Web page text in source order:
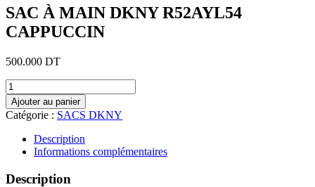
SAC À MAIN DKNY R52AYL54
CAPPUCCIN
500.000 DT
quantité
de
SAC
À
MAIN
DKNY
R52AYL54
CAPPUCCIN
Ajouter au panier
Catégorie : SACS DKNY
Description
Informations complémentaires
Description